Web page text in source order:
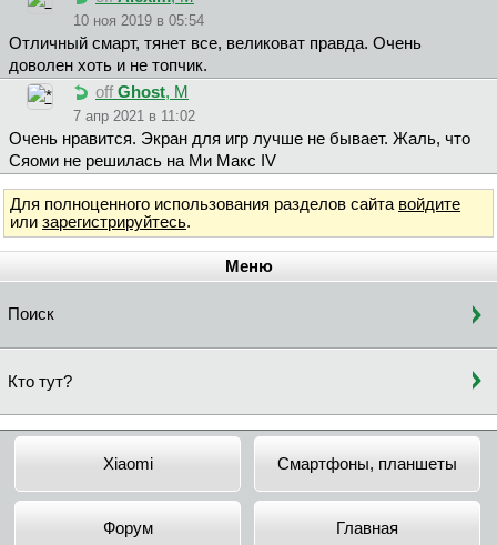
10 ноя 2019 в 05:54
Отличный смарт, тянет все, великоват правда. Очень
доволен хоть и не топчик.
off Ghost, М
7 апр 2021 в 11:02
Очень нравится. Экран для игр лучше не бывает. Жаль, что
Сяоми не решилась на Ми Макс ІV
Для полноценного использования разделов сайта войдите
или зарегистрируйтесь.
Меню
Поиск
Кто тут?
Xiaomi Смартфоны, планшеты
Форум Главная